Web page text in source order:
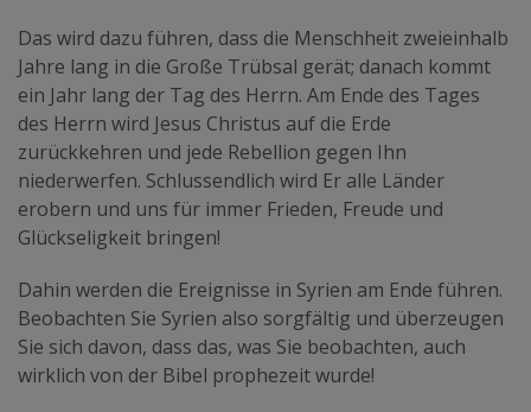
Das wird dazu führen, dass die Menschheit zweieinhalb
Jahre lang in die Große Trübsal gerät; danach kommt
ein Jahr lang der Tag des Herrn. Am Ende des Tages
des Herrn wird Jesus Christus auf die Erde
zurückkehren und jede Rebellion gegen Ihn
niederwerfen. Schlussendlich wird Er alle Länder
erobern und uns für immer Frieden, Freude und
Glückseligkeit bringen!
Dahin werden die Ereignisse in Syrien am Ende führen.
Beobachten Sie Syrien also sorgfältig und überzeugen
Sie sich davon, dass das, was Sie beobachten, auch
wirklich von der Bibel prophezeit wurde!